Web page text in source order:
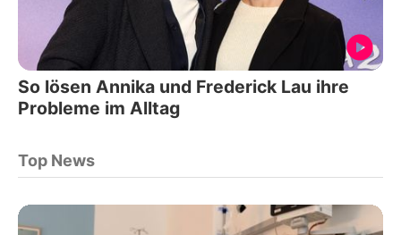
So lösen Annika und Frederick Lau ihre
Probleme im Alltag
Top News